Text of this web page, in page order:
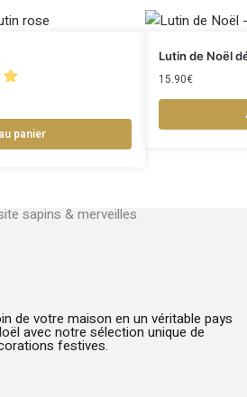
panier
Lutin de Noël
15.90€
de votre maison en un véritable pays
avec notre sélection unique de
festives.